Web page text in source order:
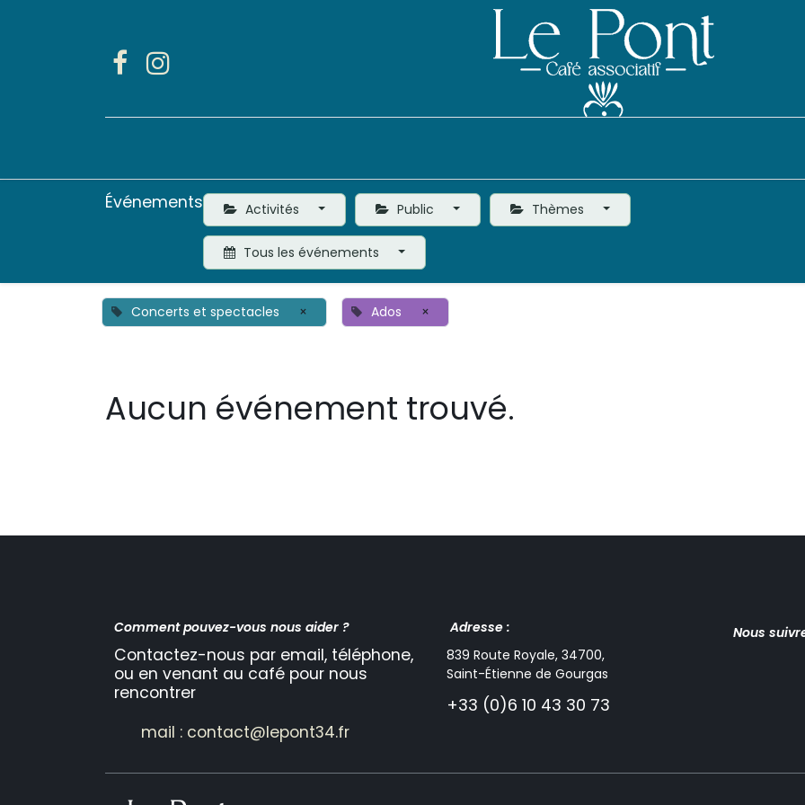
Événements Activités Public Thèmes
Tous les événements
Concerts et spectacles × Ados ×
Aucun événement trouvé.
Nous
Adresse :
839 Route Royale, 34700,
Saint-Étienne de Gourgas
+33 (0)6 10 43 30 73
Comment pouvez-vous nous aider ?
Contactez-nous par email, téléphone,
ou en venant au café pour nous
rencontrer
mail : contact@lepont34.fr​​​​​​